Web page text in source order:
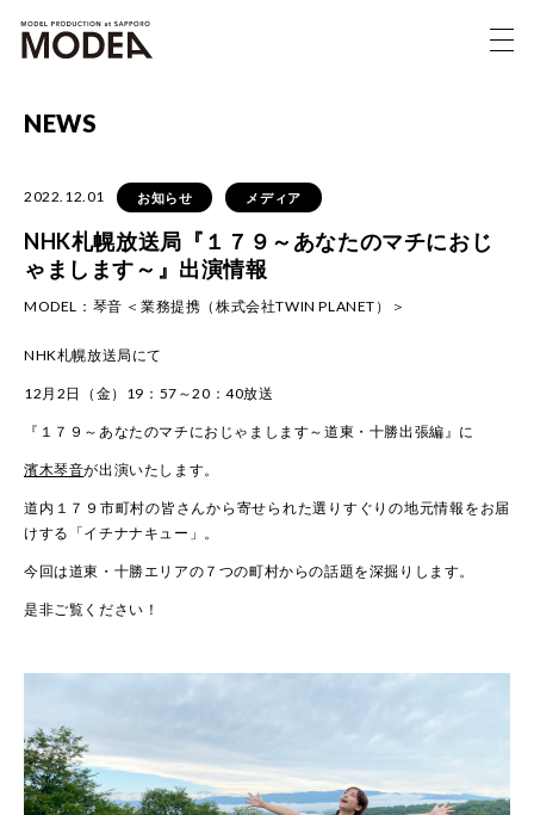
NEWS
2022.12.01 お知らせ メディア
NHK札幌放送局『１７９～あなたのマチにおじ
ゃまします～』出演情報
MODEL： 琴音 ＜業務提携（株式会社TWIN PLANET）＞
NHK札幌放送局にて
12月2日（金）19：57～20：40放送
『１７９～あなたのマチにおじゃまします～道東・十勝出張編』に
濱木琴音が出演いたします。
道内１７９市町村の皆さんから寄せられた選りすぐりの地元情報をお届
けする「イチナナキュー」。
今回は道東・十勝エリアの７つの町村からの話題を深掘りします。
是非ご覧ください！